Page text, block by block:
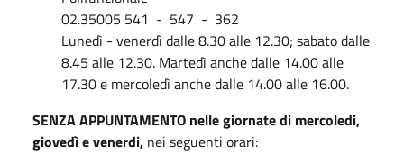
02.35005 541 - 547 - 362
Lunedì - venerdì dalle 8.30 alle 12.30; sabato dalle
8.45 alle 12.30. Martedì anche dalle 14.00 alle
17.30 e mercoledì anche dalle 14.00 alle 16.00.
SENZA APPUNTAMENTO nelle giornate di mercoledi,
giovedì e venerdi, nei seguenti orari: